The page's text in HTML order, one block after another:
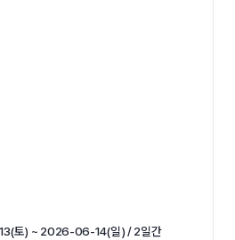
토) ~ 2026-06-14(일) / 2일간